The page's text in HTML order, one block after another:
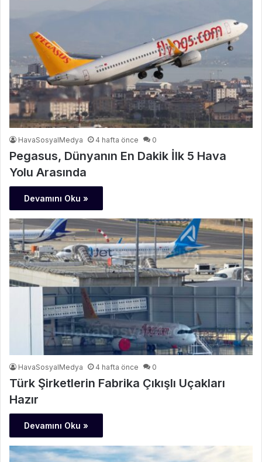
HavaSosyalMedya 4 hafta önce 0
Pegasus, Dünyanın En Dakik İlk 5 Hava
Yolu Arasında
Devamını Oku »
HavaSosyalMedya 4 hafta önce 0
Türk Şirketlerin Fabrika Çıkışlı Uçakları
Hazır
Devamını Oku »